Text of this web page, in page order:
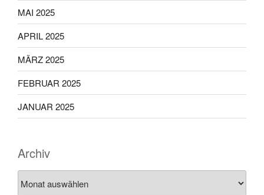
MAI 2025
APRIL 2025
MÄRZ 2025
FEBRUAR 2025
JANUAR 2025
Archiv